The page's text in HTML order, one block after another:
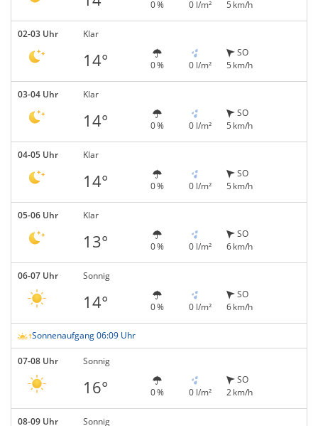
0 % 0 l/m²
5 km/h
02-03 Uhr Klar
14° 0 % 0 l/m²
SO
5 km/h
03-04 Uhr Klar
14° 0 % 0 l/m²
SO
5 km/h
04-05 Uhr Klar
14° 0 % 0 l/m²
SO
5 km/h
05-06 Uhr Klar
13° 0 % 0 l/m²
SO
6 km/h
06-07 Uhr Sonnig
14° 0 % 0 l/m²
SO
6 km/h
Sonnenaufgang 06:09 Uhr
07-08 Uhr Sonnig
16° 0 % 0 l/m²
SO
2 km/h
08-09 Uhr Sonnig